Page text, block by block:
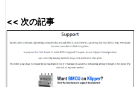
<< 次の記事